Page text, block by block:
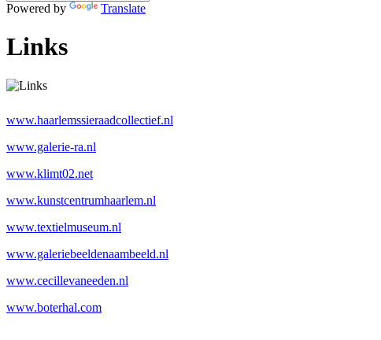
Powered by Translate
Links
www.haarlemssieraadcollectief.nl
www.galerie-ra.nl
www.klimt02.net
www.kunstcentrumhaarlem.nl
www.textielmuseum.nl
www.galeriebeeldenaambeeld.nl
www.cecillevaneeden.nl
www.boterhal.com